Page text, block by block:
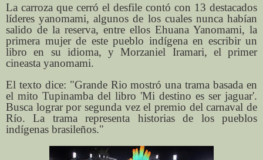
La carroza que cerró el desfile contó con 13 destacados
líderes yanomami, algunos de los cuales nunca habían
salido de la reserva, entre ellos Ehuana Yanomami, la
primera mujer de este pueblo indígena en escribir un
libro en su idioma, y ​​Morzaniel Iramari, el primer
cineasta yanomami.
El texto dice: "Grande Rio mostró una trama basada en
el mito Tupinamba del libro 'Mi destino es ser jaguar'.
Busca lograr por segunda vez el premio del carnaval de
Río. La trama representa historias de los pueblos
indígenas brasileños."